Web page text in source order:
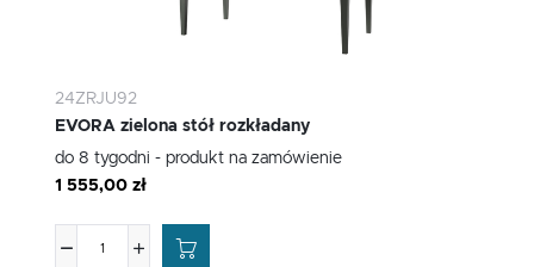
24ZRJU92
EVORA zielona stół rozkładany
do 8 tygodni - produkt na zamówienie
1 555,00 zł